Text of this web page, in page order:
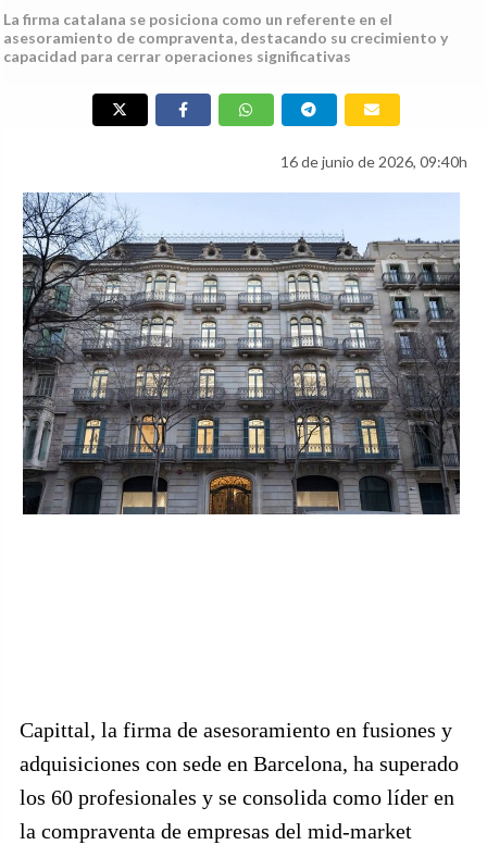
La firma catalana se posiciona como un referente en el
asesoramiento de compraventa, destacando su crecimiento y
capacidad para cerrar operaciones significativas
16 de junio de 2026, 09:40h
Capittal, la firma de asesoramiento en fusiones y
adquisiciones con sede en Barcelona, ha superado
los 60 profesionales y se consolida como líder en
la compraventa de empresas del mid-market